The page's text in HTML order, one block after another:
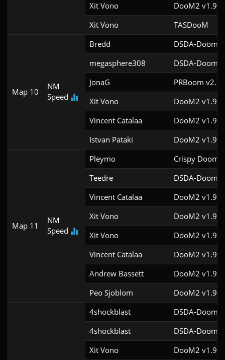
Xit Vono
DooM2 v1.9f
Xit Vono
TASDooM
Map 10
NM
Speed
Bredd
DSDA-Doom
megasphere308
DSDA-Doom
JonaG
PRBoom
Xit Vono
DooM2 v1.9f
Vincent Catalaa
DooM2 v1.9f
Istvan Pataki
DooM2 v1.9f
Map 11
NM
Speed
Pleymo
Crispy Doom
Teedre
DSDA-Doom
Vincent Catalaa
DooM2 v1.9f
Xit Vono
DooM2 v1.9f
Xit Vono
DooM2 v1.9f
Vincent Catalaa
DooM2 v1.9f
Andrew Bassett
DooM2 v1.9f
Peo Sjoblom
DooM2 v1.9f
4shockblast
DSDA-Doom
4shockblast
DSDA-Doom
Xit Vono
DooM2 v1.9f